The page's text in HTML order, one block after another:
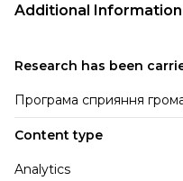
Additional Information
Research has been
Програма сприяння
Content type
Analytics